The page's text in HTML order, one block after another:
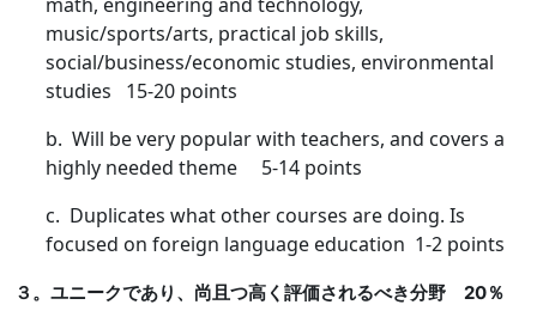
music/sports/arts, practical job skills,
social/business/economic studies, environmental
studies 15-20 points
b. Will be very popular with teachers, and covers a
highly needed theme 5-14 points
c. Duplicates what other courses are doing. Is
focused on foreign language education 1-2 points
３。ユニークであり、尚且つ高く評価されるべき分野 20％